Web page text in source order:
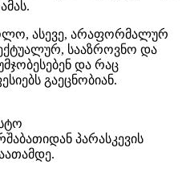
ასევე, არაფორმალურ
სააზროვნო და
და რაც
გაეცნობიან.
პარასკევის